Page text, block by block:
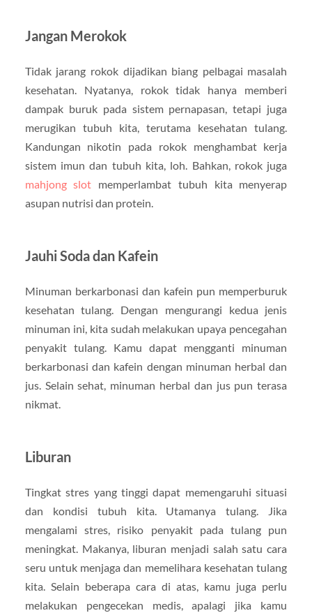
Jangan Merokok
Tidak jarang rokok dijadikan biang pelbagai masalah
kesehatan. Nyatanya, rokok tidak hanya memberi
dampak buruk pada sistem pernapasan, tetapi juga
merugikan tubuh kita, terutama kesehatan tulang.
Kandungan nikotin pada rokok menghambat kerja
sistem imun dan tubuh kita, loh. Bahkan, rokok juga
mahjong slot memperlambat tubuh kita menyerap
asupan nutrisi dan protein.
Jauhi Soda dan Kafein
Minuman berkarbonasi dan kafein pun memperburuk
kesehatan tulang. Dengan mengurangi kedua jenis
minuman ini, kita sudah melakukan upaya pencegahan
penyakit tulang. Kamu dapat mengganti minuman
berkarbonasi dan kafein dengan minuman herbal dan
jus. Selain sehat, minuman herbal dan jus pun terasa
nikmat.
Liburan
Tingkat stres yang tinggi dapat memengaruhi situasi
dan kondisi tubuh kita. Utamanya tulang. Jika
mengalami stres, risiko penyakit pada tulang pun
meningkat. Makanya, liburan menjadi salah satu cara
seru untuk menjaga dan memelihara kesehatan tulang
kita. Selain beberapa cara di atas, kamu juga perlu
melakukan pengecekan medis, apalagi jika kamu